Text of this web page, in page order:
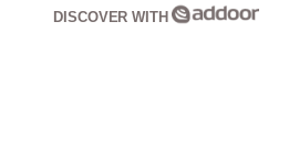
DISCOVER WITH